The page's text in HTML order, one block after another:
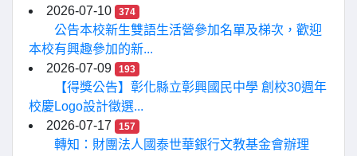
2026-07-10 374
公告本校新生雙語生活營參加名單及梯次，歡迎
本校有興趣參加的新...
2026-07-09
193
【得獎公告】彰化縣立彰興國民中學 創校30週年
校慶Logo設計徵選...
2026-07-17
157
轉知：財團法人國泰世華銀行文教基金會辦理